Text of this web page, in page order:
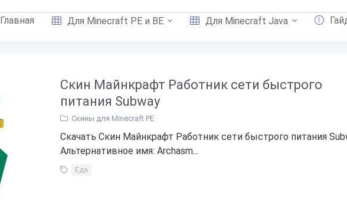
Главная Для Minecraft PE и BE Для Minecraft Java
Скин Майнкрафт Работник сети быстрого
питания Subway
Скины для Minecraft PE
Скачать Скин Майнкрафт Работник сети быстрого питания
Альтернативное имя: Archasm...
Еда